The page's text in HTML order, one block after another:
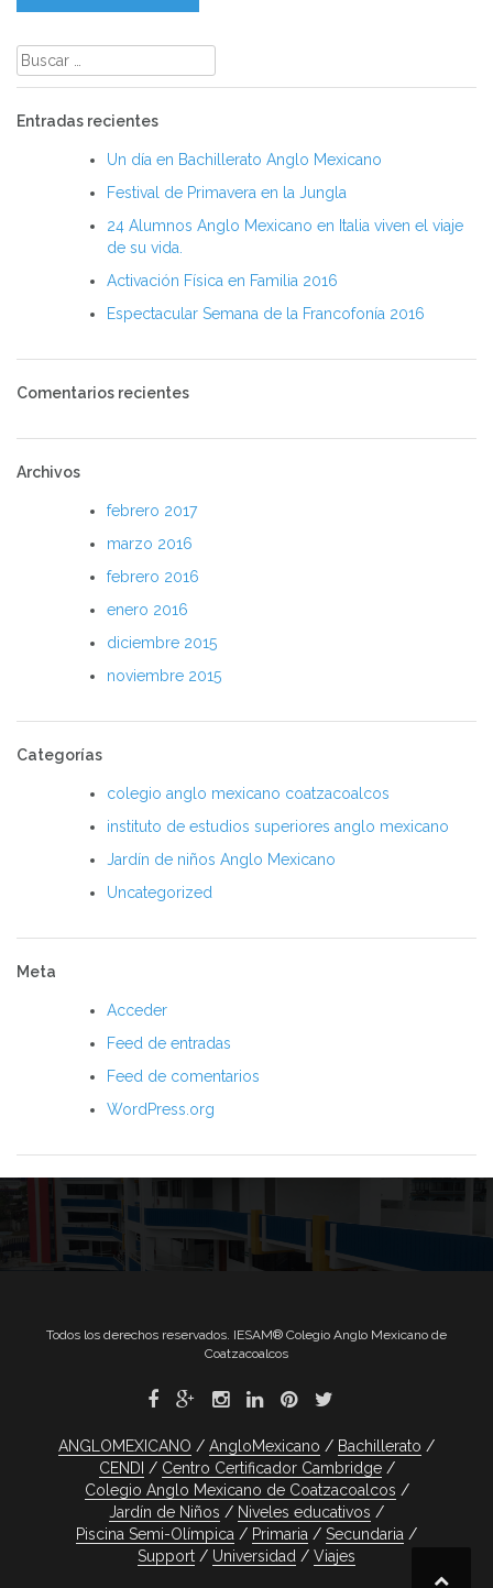
Buscar:
Entradas recientes
Un día en Bachillerato Anglo Mexicano
Festival de Primavera en la Jungla
24 Alumnos Anglo Mexicano en Italia viven el viaje
de su vida.
Activación Física en Familia 2016
Espectacular Semana de la Francofonía 2016
Comentarios recientes
Archivos
febrero 2017
marzo 2016
febrero 2016
enero 2016
diciembre 2015
noviembre 2015
Categorías
colegio anglo mexicano coatzacoalcos
instituto de estudios superiores anglo mexicano
Jardín de niños Anglo Mexicano
Uncategorized
Meta
Acceder
Feed de entradas
Feed de comentarios
WordPress.org
Todos los derechos reservados. IESAM® Colegio Anglo Mexicano de
Coatzacoalcos
ANGLOMEXICANO AngloMexicano
Bachillerato
CENDI
Centro Certificador Cambridge
Colegio Anglo Mexicano de Coatzacoalcos
Jardín de Niños
Niveles educativos
Piscina Semi-Olímpica
Primaria
Secundaria
Support
Universidad Viajes